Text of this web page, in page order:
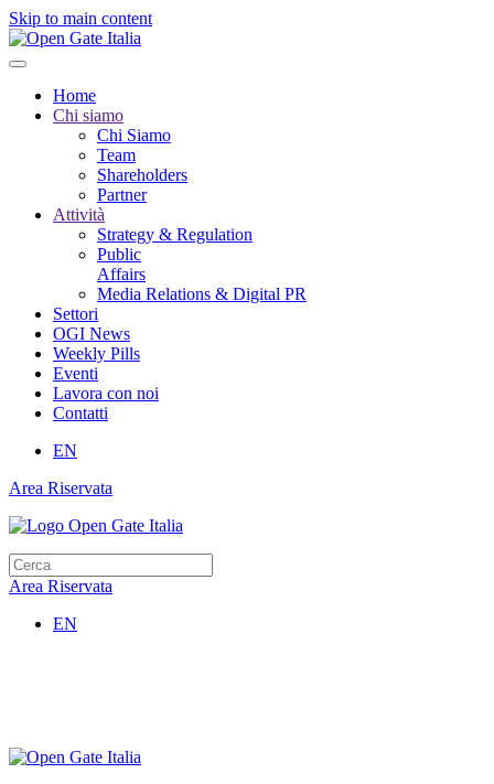
Skip to main content
Home
Chi siamo
Chi Siamo
Team
Shareholders
Partner
Attività
Strategy & Regulation
Public
Affairs
Media Relations & Digital PR
Settori
OGI News
Weekly Pills
Eventi
Lavora con noi
Contatti
EN
Area Riservata
Area Riservata
EN